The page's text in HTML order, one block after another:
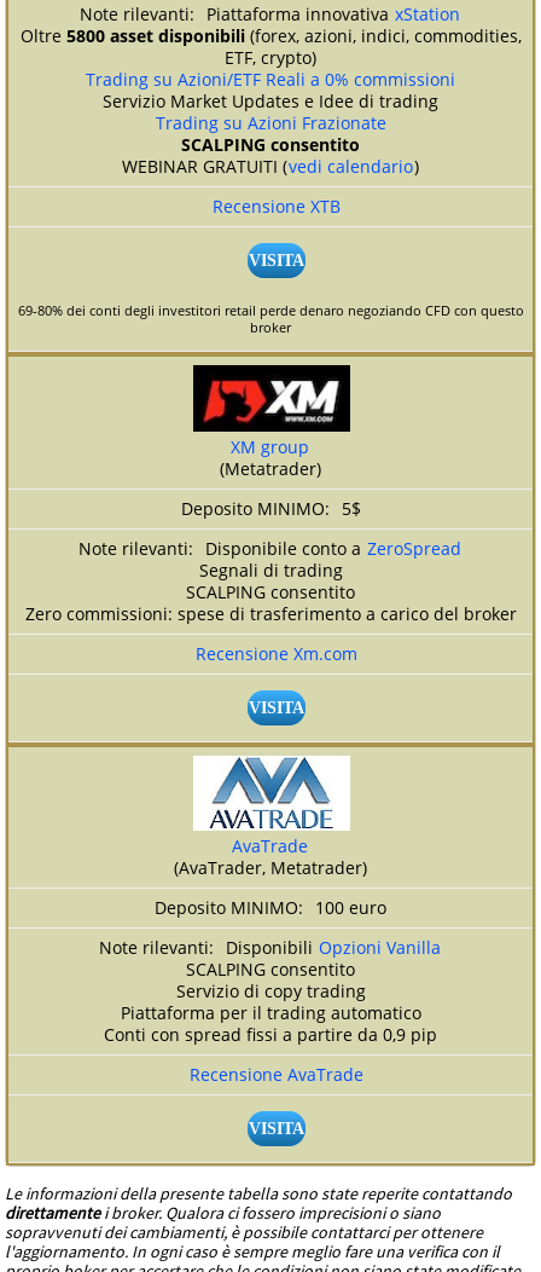
Piattaforma innovativa xStation
Oltre 5800 asset disponibili(forex, azioni, indici, commodities,
ETF, crypto)
Trading su Azioni/ETF Reali a 0% commissioni
Servizio Market Updates e Idee di trading
Trading su Azioni Frazionate
SCALPING consentito
WEBINAR GRATUITI (vedi calendario)
Recensione XTB
VISITA
69-80% dei conti degli investitori retail perde denaro negoziando CFD con questo
broker
XM group
(Metatrader)
5$
Disponibile conto a ZeroSpread
Segnali di trading
SCALPING consentito
Zero commissioni: spese di trasferimento a carico del broker
Recensione Xm.com
VISITA
AvaTrade
(AvaTrader, Metatrader)
100 euro
Disponibili Opzioni Vanilla
SCALPING consentito
Servizio di copy trading
Piattaforma per il trading automatico
Conti con spread fissi a partire da 0,9 pip
Recensione AvaTrade
VISITA
Le informazioni della presente tabella sono state reperite contattando
direttamentei broker. Qualora ci fossero imprecisioni o siano
sopravvenuti dei cambiamenti, è possibile contattarci per ottenere
l'aggiornamento. In ogni caso è sempre meglio fare una verifica con il